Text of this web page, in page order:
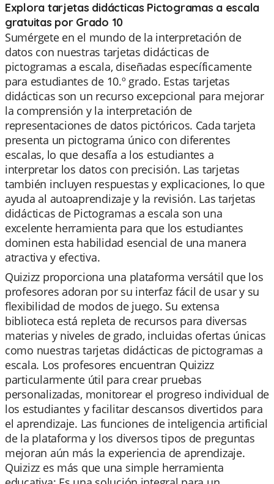
Explora tarjetas didácticas Pictogramas a escala
gratuitas por Grado 10
Sumérgete en el mundo de la interpretación de
datos con nuestras tarjetas didácticas de
pictogramas a escala, diseñadas específicamente
para estudiantes de 10.º grado. Estas tarjetas
didácticas son un recurso excepcional para mejorar
la comprensión y la interpretación de
representaciones de datos pictóricos. Cada tarjeta
presenta un pictograma único con diferentes
escalas, lo que desafía a los estudiantes a
interpretar los datos con precisión. Las tarjetas
también incluyen respuestas y explicaciones, lo que
ayuda al autoaprendizaje y la revisión. Las tarjetas
didácticas de Pictogramas a escala son una
excelente herramienta para que los estudiantes
dominen esta habilidad esencial de una manera
atractiva y efectiva.
Quizizz proporciona una plataforma versátil que los
profesores adoran por su interfaz fácil de usar y su
flexibilidad de modos de juego. Su extensa
biblioteca está repleta de recursos para diversas
materias y niveles de grado, incluidas ofertas únicas
como nuestras tarjetas didácticas de pictogramas a
escala. Los profesores encuentran Quizizz
particularmente útil para crear pruebas
personalizadas, monitorear el progreso individual de
los estudiantes y facilitar descansos divertidos para
el aprendizaje. Las funciones de inteligencia artificial
de la plataforma y los diversos tipos de preguntas
mejoran aún más la experiencia de aprendizaje.
Quizizz es más que una simple herramienta